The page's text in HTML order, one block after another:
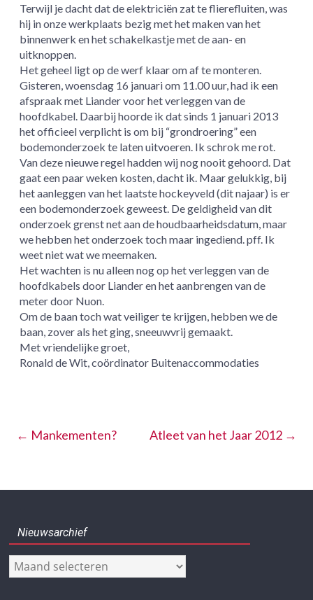
Terwijl je dacht dat de elektriciën zat te flierefluiten, was
hij in onze werkplaats bezig met het maken van het
binnenwerk en het schakelkastje met de aan- en
uitknoppen.
Het geheel ligt op de werf klaar om af te monteren.
Gisteren, woensdag 16 januari om 11.00 uur, had ik een
afspraak met Liander voor het verleggen van de
hoofdkabel. Daarbij hoorde ik dat sinds 1 januari 2013
het officieel verplicht is om bij “grondroering” een
bodemonderzoek te laten uitvoeren. Ik schrok me rot.
Van deze nieuwe regel hadden wij nog nooit gehoord. Dat
gaat een paar weken kosten, dacht ik. Maar gelukkig, bij
het aanleggen van het laatste hockeyveld (dit najaar) is er
een bodemonderzoek geweest. De geldigheid van dit
onderzoek grenst net aan de houdbaarheidsdatum, maar
we hebben het onderzoek toch maar ingediend. pff. Ik
weet niet wat we meemaken.
Het wachten is nu alleen nog op het verleggen van de
hoofdkabels door Liander en het aanbrengen van de
meter door Nuon.
Om de baan toch wat veiliger te krijgen, hebben we de
baan, zover als het ging, sneeuwvrij gemaakt.
Met vriendelijke groet,
Ronald de Wit, coördinator Buitenaccommodaties
← Mankementen? Atleet van het Jaar 2012 →
Nieuwsarchief
Nieuwsarchief